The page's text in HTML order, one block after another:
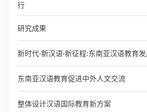
行
研究成果
新时代·新汉语·新征程:东南亚汉语教育
东南亚汉语教育促进中外人文交流
整体设计汉语国际教育新方案